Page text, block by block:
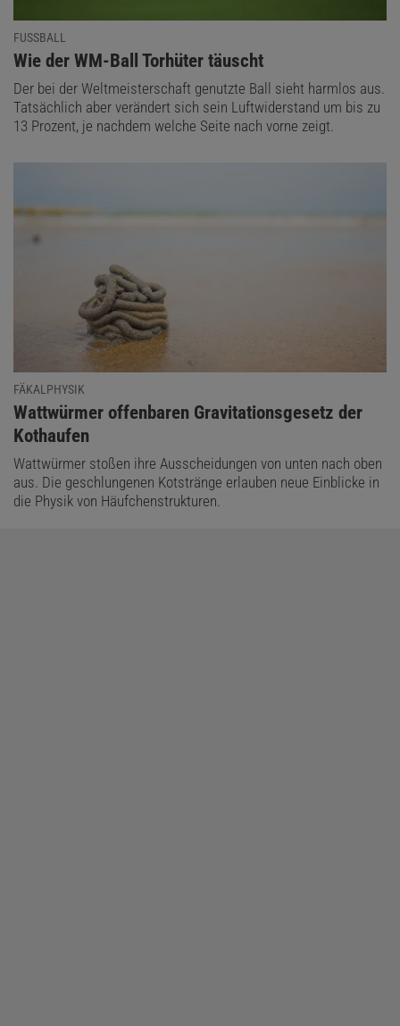
FUSSBALL
:
Wie der WM-Ball Torhüter täuscht
Der bei der Weltmeisterschaft genutzte Ball sieht harmlos aus.
Tatsächlich aber verändert sich sein Luftwiderstand um bis zu
13 Prozent, je nachdem welche Seite nach vorne zeigt.
FÄKALPHYSIK
:
Wattwürmer offenbaren Gravitationsgesetz der
Kothaufen
Wattwürmer stoßen ihre Ausscheidungen von unten nach oben
aus. Die geschlungenen Kotstränge erlauben neue Einblicke in
die Physik von Häufchenstrukturen.